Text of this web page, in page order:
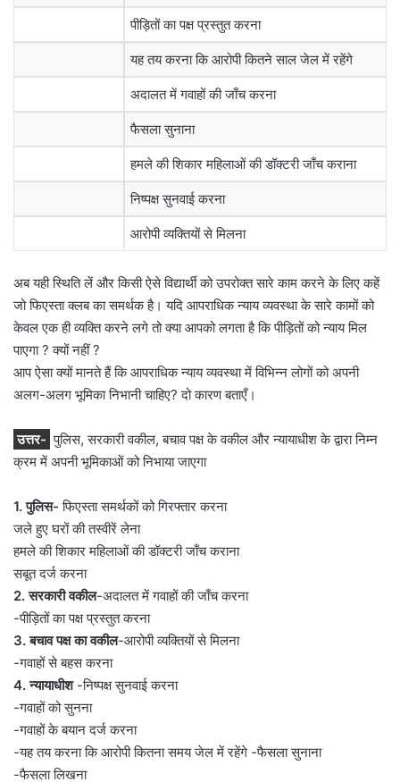
पीड़ितों का पक्ष प्रस्तुत करना
यह तय करना कि आरोपी कितने साल जेल में रहेंगे
अदालत में गवाहों की जाँच करना
फैसला सुनाना
हमले की शिकार महिलाओं की डॉक्टरी जाँच कराना
निष्पक्ष सुनवाई करना
आरोपी व्यक्तियों से मिलना
अब यही स्थिति लें और किसी ऐसे विद्यार्थी को उपरोक्त सारे काम करने के लिए कहें
जो फिएस्ता क्लब का समर्थक है। यदि आपराधिक न्याय व्यवस्था के सारे कामों को
केवल एक ही व्यक्ति करने लगे तो क्या आपको लगता है कि पीड़ितों को न्याय मिल
पाएगा ? क्यों नहीं ?
आप ऐसा क्यों मानते हैं कि आपराधिक न्याय व्यवस्था में विभिन्न लोगों को अपनी
अलग-अलग भूमिका निभानी चाहिए? दो कारण बताएँ।
उत्तर- पुलिस, सरकारी वकील, बचाव पक्ष के वकील और न्यायाधीश के द्वारा निम्न
क्रम में अपनी भूमिकाओं को निभाया जाएगा
1. पुलिस- फिएस्ता समर्थकों को गिरफ्तार करना
जले हुए घरों की तस्वीरें लेना
हमले की शिकार महिलाओं की डॉक्टरी जाँच कराना
सबूत दर्ज करना
2. सरकारी वकील-अदालत में गवाहों की जाँच करना
-पीड़ितों का पक्ष प्रस्तुत करना
3. बचाव पक्ष का वकील-आरोपी व्यक्तियों से मिलना
-गवाहों से बहस करना
4. न्यायाधीश-निष्पक्ष सुनवाई करना
-गवाहों को सुनना
-गवाहों के बयान दर्ज करना
-यह तय करना कि आरोपी कितना समय जेल में रहेंगे -फैसला सुनाना
-फैसला लिखना